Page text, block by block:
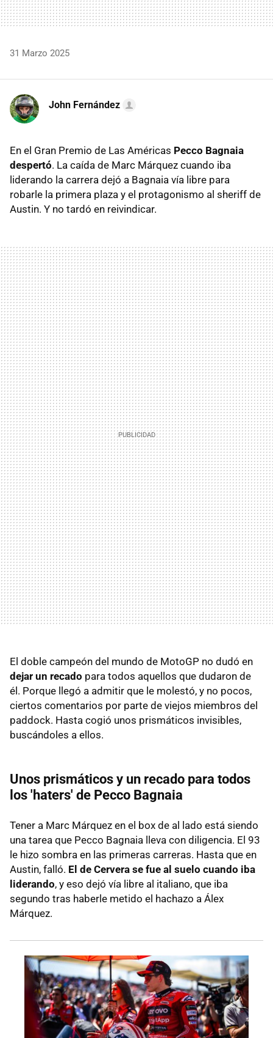
31 Marzo 2025
John Fernández
En el Gran Premio de Las Américas Pecco Bagnaia
despertó. La caída de Marc Márquez cuando iba
liderando la carrera dejó a Bagnaia vía libre para
robarle la primera plaza y el protagonismo al sheriff de
Austin. Y no tardó en reivindicar.
El doble campeón del mundo de MotoGP no dudó en
dejar un recado para todos aquellos que dudaron de
él. Porque llegó a admitir que le molestó, y no pocos,
ciertos comentarios por parte de viejos miembros del
paddock. Hasta cogió unos prismáticos invisibles,
buscándoles a ellos.
Unos prismáticos y un recado para todos
los 'haters' de Pecco Bagnaia
Tener a Marc Márquez en el box de al lado está siendo
una tarea que Pecco Bagnaia lleva con diligencia. El 93
le hizo sombra en las primeras carreras. Hasta que en
Austin, falló. El de Cervera se fue al suelo cuando iba
liderando, y eso dejó vía libre al italiano, que iba
segundo tras haberle metido el hachazo a Álex
Márquez.